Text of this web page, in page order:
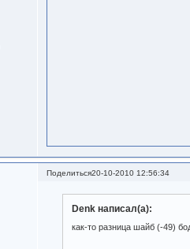
Поделиться20-10-2010 12:56:34
Denk написал(а):
как-то разница шайб (-49)